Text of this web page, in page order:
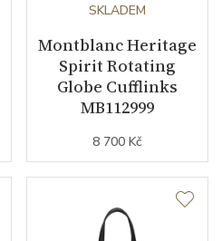
SKLADEM
Montblanc Heritage
Spirit Rotating
Globe Cufflinks
MB112999
8 700 Kč